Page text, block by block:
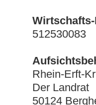
512530083
Rhein-Erft-
Der Landrat
50124